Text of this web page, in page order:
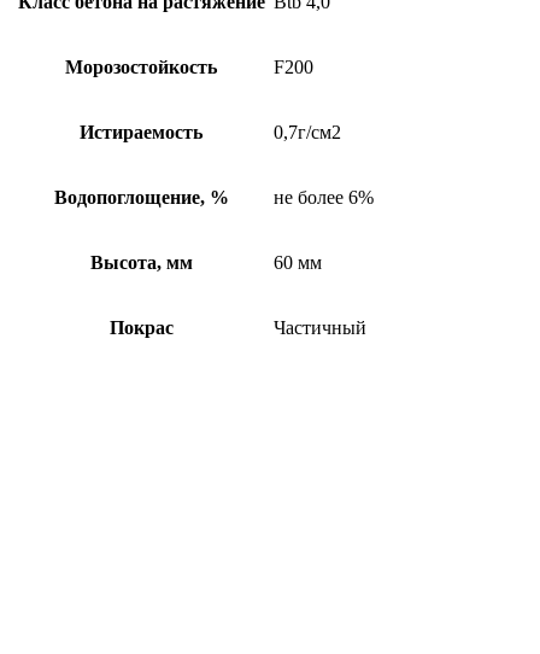
Морозостойкость F200
Истираемость 0,7г/см2
Водопоглощение, % не более 6%
Высота, мм 60 мм
Покрас Частичный